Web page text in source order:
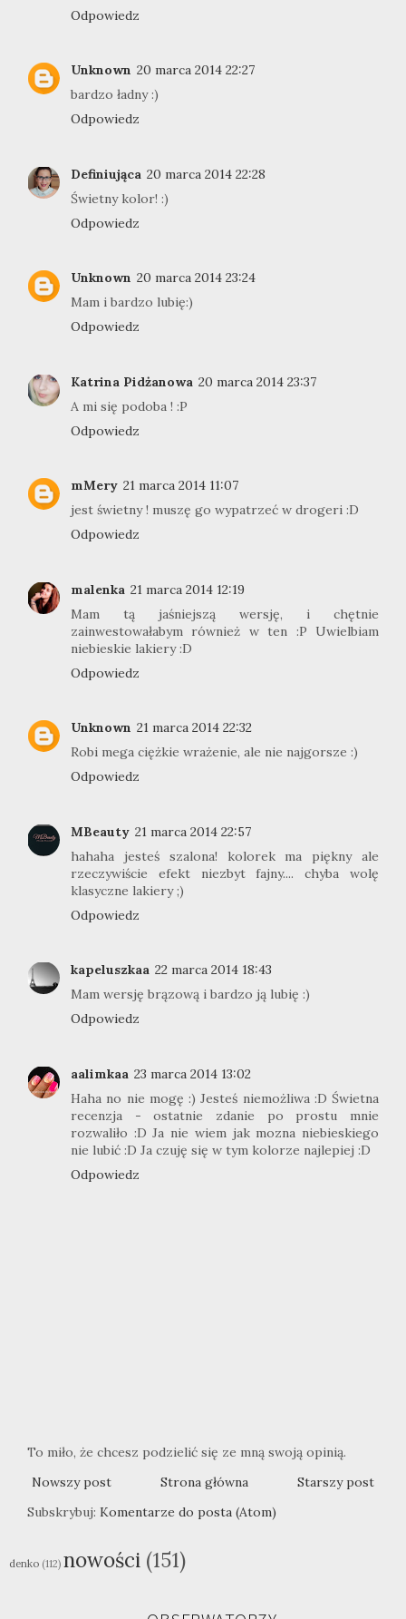
Odpowiedz
Unknown 20 marca 2014 22:27
bardzo ładny :)
Odpowiedz
Definiująca 20 marca 2014 22:28
Świetny kolor! :)
Odpowiedz
Unknown 20 marca 2014 23:24
Mam i bardzo lubię:)
Odpowiedz
Katrina Pidżanowa 20 marca 2014 23:37
A mi się podoba ! :P
Odpowiedz
mMery 21 marca 2014 11:07
jest świetny ! muszę go wypatrzeć w drogeri :D
Odpowiedz
malenka 21 marca 2014 12:19
Mam tą jaśniejszą wersję, i chętnie
zainwestowałabym również w ten :P Uwielbiam
niebieskie lakiery :D
Odpowiedz
Unknown 21 marca 2014 22:32
Robi mega ciężkie wrażenie, ale nie najgorsze :)
Odpowiedz
MBeauty 21 marca 2014 22:57
hahaha jesteś szalona! kolorek ma piękny ale
rzeczywiście efekt niezbyt fajny.... chyba wolę
klasyczne lakiery ;)
Odpowiedz
kapeluszkaa 22 marca 2014 18:43
Mam wersję brązową i bardzo ją lubię :)
Odpowiedz
aalimkaa 23 marca 2014 13:02
Haha no nie mogę :) Jesteś niemożliwa :D Świetna
recenzja - ostatnie zdanie po prostu mnie
rozwaliło :D Ja nie wiem jak mozna niebieskiego
nie lubić :D Ja czuję się w tym kolorze najlepiej :D
Odpowiedz
To miło, że chcesz podzielić się ze mną swoją opinią.
Nowszy post
Starszy post
Strona główna
Subskrybuj: Komentarze do posta (Atom)
denko (112) nowości (151)